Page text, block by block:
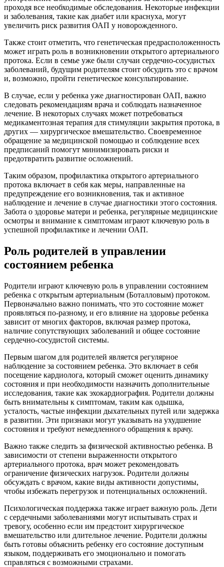
проходя все необходимые обследования. Некоторые инфекции
и заболевания, такие как диабет или краснуха, могут
увеличить риск развития ОАП у новорожденного.
Также стоит отметить, что генетическая предрасположенность
может играть роль в возникновении открытого артериального
протока. Если в семье уже были случаи сердечно-сосудистых
заболеваний, будущим родителям стоит обсудить это с врачом
и, возможно, пройти генетическое консультирование.
В случае, если у ребенка уже диагностирован ОАП, важно
следовать рекомендациям врача и соблюдать назначенное
лечение. В некоторых случаях может потребоваться
медикаментозная терапия для стимуляции закрытия протока, в
других — хирургическое вмешательство. Своевременное
обращение за медицинской помощью и соблюдение всех
предписаний помогут минимизировать риски и
предотвратить развитие осложнений.
Таким образом, профилактика открытого артериального
протока включает в себя как меры, направленные на
предупреждение его возникновения, так и активное
наблюдение и лечение в случае диагностики этого состояния.
Забота о здоровье матери и ребенка, регулярные медицинские
осмотры и внимание к симптомам играют ключевую роль в
успешной профилактике и лечении ОАП.
Роль родителей в управлении
состоянием ребенка
Родители играют ключевую роль в управлении состоянием
ребенка с открытым артериальным (Боталловым) протоком.
Первоначально важно понимать, что это состояние может
проявляться по-разному, и его влияние на здоровье ребенка
зависит от многих факторов, включая размер протока,
наличие сопутствующих заболеваний и общее состояние
сердечно-сосудистой системы.
Первым шагом для родителей является регулярное
наблюдение за состоянием ребенка. Это включает в себя
посещение кардиолога, который сможет оценить динамику
состояния и при необходимости назначить дополнительные
исследования, такие как эхокардиография. Родители должны
быть внимательны к симптомам, таким как одышка,
усталость, частые инфекции дыхательных путей или задержка
в развитии. Эти признаки могут указывать на ухудшение
состояния и требуют немедленного обращения к врачу.
Важно также следить за физической активностью ребенка. В
зависимости от степени выраженности открытого
артериального протока, врач может рекомендовать
ограничение физических нагрузок. Родители должны
обсуждать с врачом, какие виды активности допустимы,
чтобы избежать перегрузок и потенциальных осложнений.
Психологическая поддержка также играет важную роль. Дети
с сердечными заболеваниями могут испытывать страх и
тревогу, особенно если им предстоит хирургическое
вмешательство или длительное лечение. Родители должны
быть готовы объяснить ребенку его состояние доступным
языком, поддерживать его эмоционально и помогать
справляться с возможными страхами.